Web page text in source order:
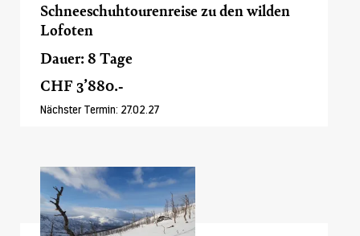
Schneeschuhtourenreise zu den wilden
Lofoten
Dauer: 8 Tage
CHF 3’880.-
Nächster Termin: 27.02.27